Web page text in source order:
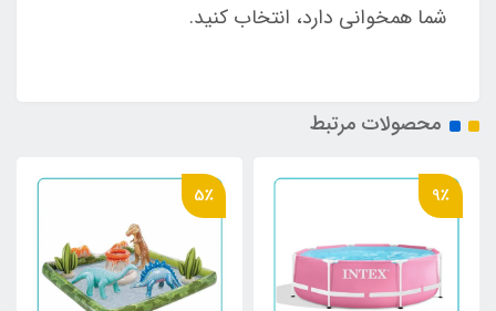
شما همخوانی دارد، انتخاب کنید.
محصولات مرتبط
9٪ 5٪